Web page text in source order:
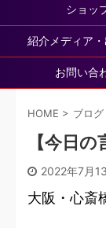
ショッ
紹介メディア
お問い合
HOME > ブログ
【今日
2022年7月
大阪・心斎